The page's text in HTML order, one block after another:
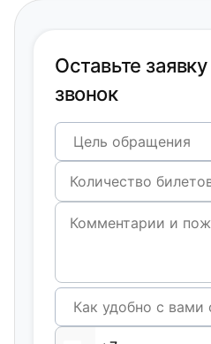
Оставьте
звонок
Цель обращения
Как удобно с вами